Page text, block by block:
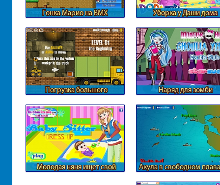
Гонка Марио на BMX Уборка у Даши дома
Погрузка большого
Наряд для зомби
Молодая няня ищет свой
Акула в свободном